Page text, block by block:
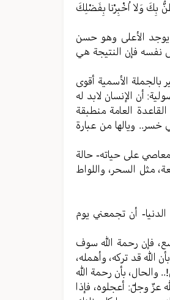
بِكَ وَلا اُخْبِرْنا بِفَضْلِكَ
يوجد الأعلى وهو حسن
نفسه فإن النتيجة هي
بالجملة الأسمية أقوى
أن الإنسان لابد له
العامة منطبقة
ويالها من عبارة
على حياته- حالة
مثل السحر، واللواط
أن تجمعني يوم
فإن رحمة الله سوف
قد تركه، وأهمله،
والحال، بأن رحمة الله
عزّ وجلّ: أعجلوه، فإذا